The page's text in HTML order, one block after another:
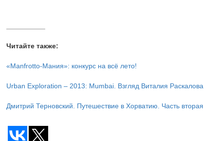
Читайте также:
«Manfrotto-Мания»: конкурс на всё лето!
Urban Exploration – 2013: Mumbai. Взгляд Виталия Раскалова
Дмитрий Терновский. Путешествие в Хорватию. Часть вторая